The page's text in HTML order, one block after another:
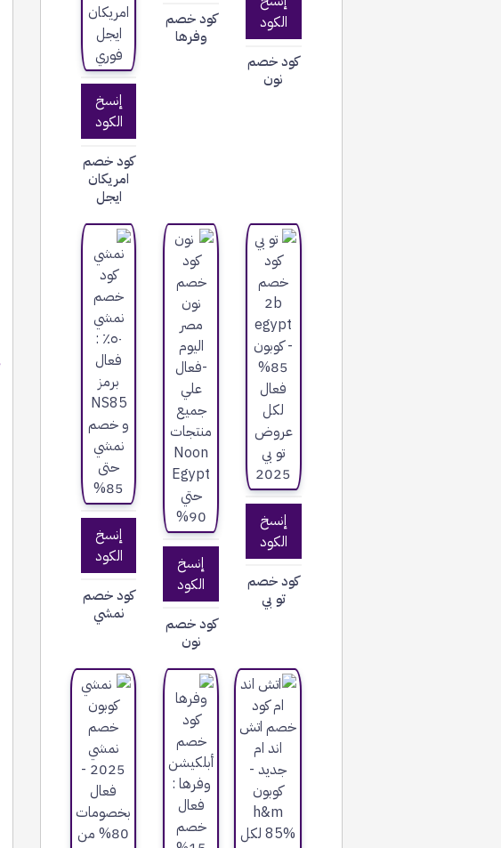
الكود
كود خصم
نون
كود خصم
وفرها
إنسخ
الكود
كود خصم
امريكان
ايجل
إنسخ
الكود
كود خصم
تو بي
إنسخ
الكود
كود خصم
نون
إنسخ
الكود
كود خصم
نمشي